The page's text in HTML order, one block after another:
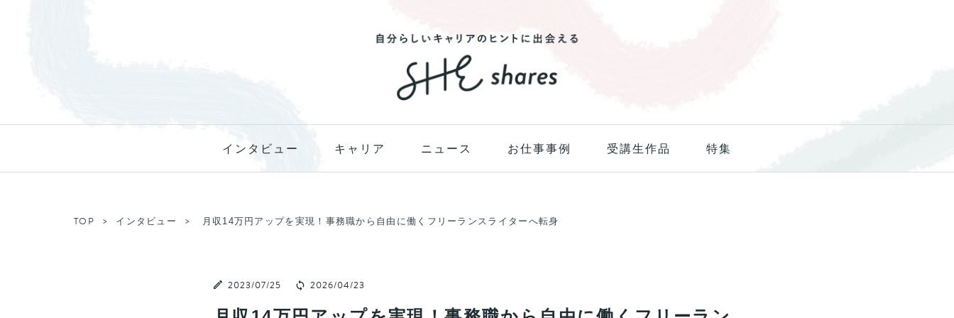
インタビュー キャリア ニュース お仕事事例 受講生作品 特集
TOP インタビュー 月収14万円アップを実現！事務職から自由に働くフリーランスライターへ転身
2023/07/25 2026/04/23